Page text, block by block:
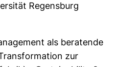
Regensburg
als beratende
zur